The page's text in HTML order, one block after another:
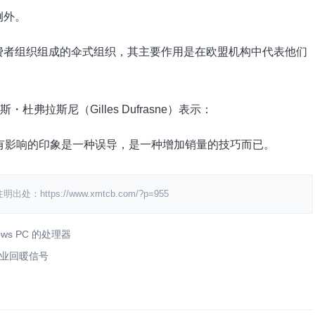
。
组织组成的伞式组织，其主要作用是在欧盟机构中代表他们
・杜弗拉斯尼（Gilles Dufrasne）表示：
响的印象是一种误导，是一种增加销量的技巧而已。
出处：https://www.xmtcb.com/?p=955
PC 的处理器
回暖信号